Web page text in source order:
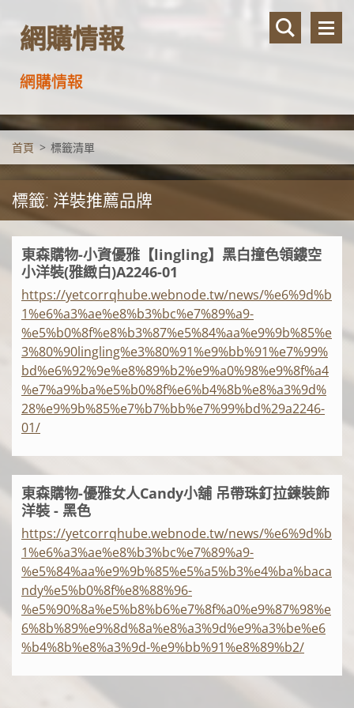
網購情報
網購情報
首頁 > 標籤清單
標籤: 洋裝推薦品牌
東森購物-小資優雅【lingling】黑白撞色領鏤空
小洋裝(雅緻白)A2246-01
https://yetcorrqhube.webnode.tw/news/%e6%9d%b
1%e6%a3%ae%e8%b3%bc%e7%89%a9-
%e5%b0%8f%e8%b3%87%e5%84%aa%e9%9b%85%e
3%80%90lingling%e3%80%91%e9%bb%91%e7%99%
bd%e6%92%9e%e8%89%b2%e9%a0%98%e9%8f%a4
%e7%a9%ba%e5%b0%8f%e6%b4%8b%e8%a3%9d%
28%e9%9b%85%e7%b7%bb%e7%99%bd%29a2246-
01/
東森購物-優雅女人Candy小舖 吊帶珠釘拉鍊裝飾
洋裝 - 黑色
https://yetcorrqhube.webnode.tw/news/%e6%9d%b
1%e6%a3%ae%e8%b3%bc%e7%89%a9-
%e5%84%aa%e9%9b%85%e5%a5%b3%e4%ba%baca
ndy%e5%b0%8f%e8%88%96-
%e5%90%8a%e5%b8%b6%e7%8f%a0%e9%87%98%e
6%8b%89%e9%8d%8a%e8%a3%9d%e9%a3%be%e6
%b4%8b%e8%a3%9d-%e9%bb%91%e8%89%b2/